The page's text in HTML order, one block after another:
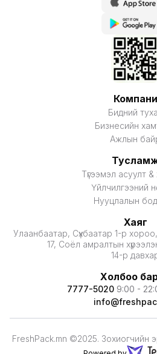
Компани
Бидний
Бизнесийн
Ажлын
Түгээмэл асуулт
Үйлчилгээний
Нууцлалын
Хаяг
Улаанбаатар, Сүхбаатар 1-р
17, Соёл амралтын
14-р
Холбоо
7777-5020 9:00 -
FreshPack.mn ©2025. Зохиогчийн